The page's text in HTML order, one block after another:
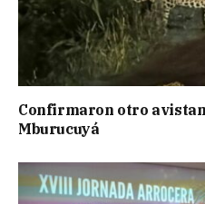
Confirmaron otro
Mburucuyá